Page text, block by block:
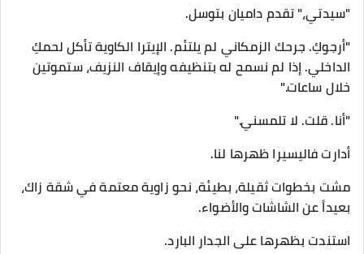
​"سيدتي،" تقدم داميان بتوسل.
"أرجوكِ. جرحك الزمكاني لم يلتئم. الإيترا الكاوية تأكل لحمكِ
الداخلي. إذا لم نسمح له بتنظيفه وإيقاف النزيف، ستموتين
خلال ساعات."
​"أنا. قلت. لا تلمسني."
​أدارت فاليسيرا ظهرها لنا.
مشت بخطوات ثقيلة، بطيئة، نحو زاوية معتمة في شقة زاك،
بعيداً عن الشاشات والأضواء.
​استندت بظهرها على الجدار البارد.